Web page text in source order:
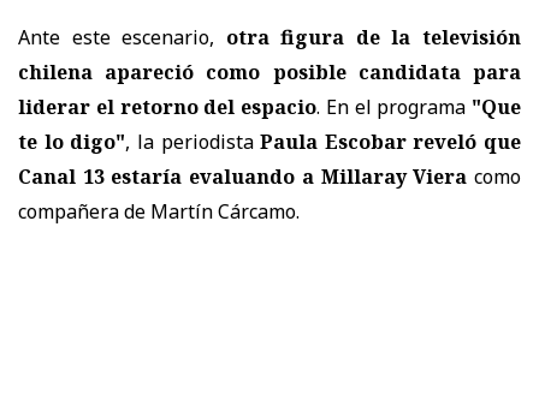
Ante este escenario, otra figura de la televisión
chilena apareció como posible candidata para
liderar el retorno del espacio. En el programa "Que
te lo digo", la periodistaPaula Escobar reveló que
Canal 13 estaría evaluando a Millaray Viera como
compañera de Martín Cárcamo.